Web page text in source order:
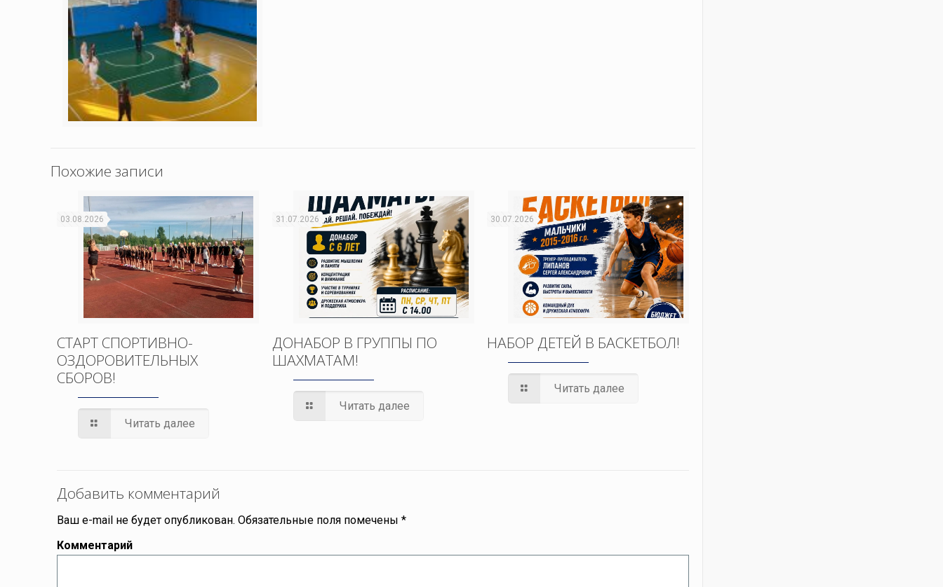
Похожие записи
03.08.2026
СТАРТ СПОРТИВНО-
ОЗДОРОВИТЕЛЬНЫХ
СБОРОВ!
Читать далее
31.07.2026
ДОНАБОР В ГРУППЫ ПО
ШАХМАТАМ!
Читать далее
30.07.2026
НАБОР ДЕТЕЙ В БАСКЕТБОЛ!
Читать далее
Добавить комментарий
Ваш e-mail не будет опубликован. Обязательные поля помечены*
Комментарий